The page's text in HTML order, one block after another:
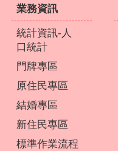
業務資訊
統計資訊-人
口統計
門牌專區
原住民專區
結婚專區
新住民專區
標準作業流程